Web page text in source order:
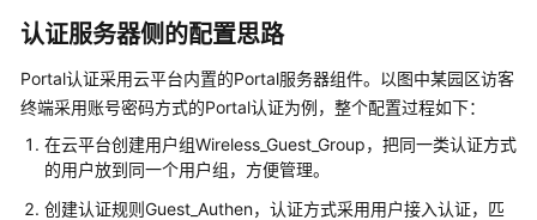
配
置
案
例
单
AP
组
认证服务器侧的配置思路
Portal认证采用云平台内置的Portal服务器组件。以图中某园区访客
终端采用账号密码方式的Portal认证为例，整个配置过程如下：
在云平台创建用户组Wireless_Guest_Group，把同一类认证方式
的用户放到同一个用户组，方便管理。
创建认证规则Guest_Authen，认证方式采用用户接入认证，匹